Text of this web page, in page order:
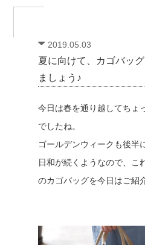
2019.05.03
夏に向けて、カゴバッ
ましょう♪
今日は春を通り越してちょ
でしたね。
ゴールデンウィークも後半
日和が続くようなので、こ
のカゴバッグを今日はご紹